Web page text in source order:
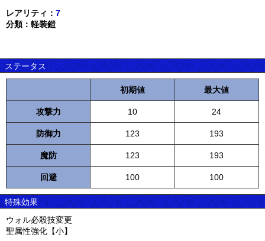
レアリティ： 7
分類：軽装鎧
ステータス
初期値 最大値
攻撃力 10 24
防御力 123 193
魔防 123 193
回避 100 100
特殊効果
ウォル必殺技変更
聖属性強化【小】